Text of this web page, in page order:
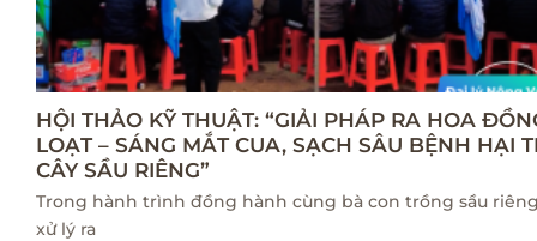
HỘI THẢO KỸ THUẬT: “GIẢI PHÁP RA HOA
LOẠT – SÁNG MẮT CUA, SẠCH SÂU BỆNH HẠI
CÂY SẦU RIÊNG”
Trong hành trình đồng hành cùng bà con trồng sầu
xử lý ra